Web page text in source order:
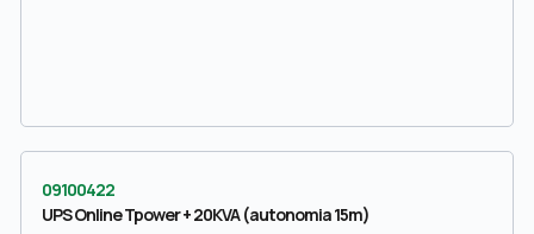
09100422
UPS Online Tpower + 20KVA (autonomia 15m)